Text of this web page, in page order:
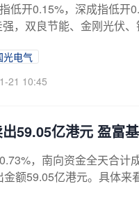
低开0.15%，深成指低开
，双良节能、金刚光伏
光电气
21 10:45
59.05亿港元 盈富
，南向资金全天合
额59.05亿港元。具体来